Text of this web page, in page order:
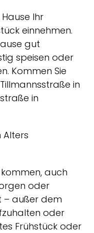
Ihr
einnehmen.
gut
speisen oder
Kommen Sie
in
in
Alters
auch
oder
– außer dem
oder
Frühstück oder